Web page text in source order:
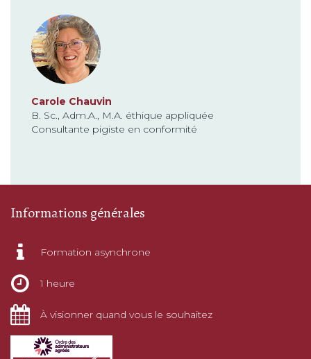
Carole Chauvin
B. Sc., Adm.A., M.A. éthique appliquée
Consultante pigiste en conformité
Informations générales
Formation asynchrone
1 heure
À visionner quand vous le souhaitez